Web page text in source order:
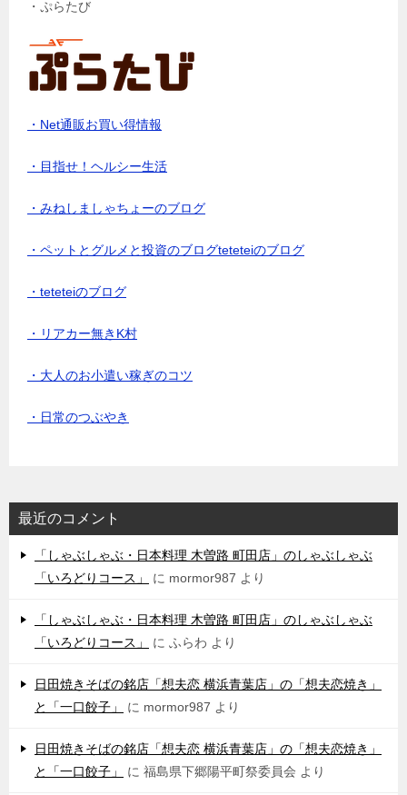
・ぷらたび
・Net通販お買い得情報
・目指せ！ヘルシー生活
・みねしましゃちょーのブログ
・ペットとグルメと投資のブログteteteiのブログ
・teteteiのブログ
・リアカー無きK村
・大人のお小遣い稼ぎのコツ
・日常のつぶやき
最近のコメント
「しゃぶしゃぶ・日本料理 木曽路 町田店」のしゃぶしゃぶ
「いろどりコース」
に mormor987 より
「しゃぶしゃぶ・日本料理 木曽路 町田店」のしゃぶしゃぶ
「いろどりコース」
に ふらわ より
日田焼きそばの銘店「想夫恋 横浜青葉店」の「想夫恋焼き」
と「一口餃子」
に mormor987 より
日田焼きそばの銘店「想夫恋 横浜青葉店」の「想夫恋焼き」
と「一口餃子」
に 福島県下郷陽平町祭委員会 より